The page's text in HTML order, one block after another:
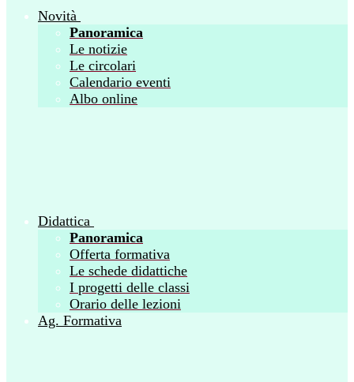
Novità
Panoramica
Le notizie
Le circolari
Calendario eventi
Albo online
Didattica
Panoramica
Offerta formativa
Le schede didattiche
I progetti delle classi
Orario delle lezioni
Ag. Formativa